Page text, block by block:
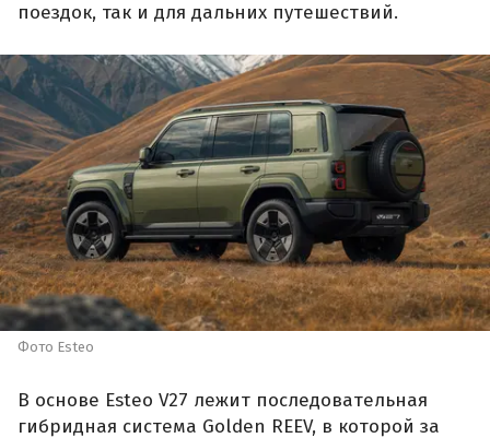
поездок, так и для дальних путешествий.
Фото Esteo
В основе Esteo V27 лежит последовательная
гибридная система Golden REEV, в которой за